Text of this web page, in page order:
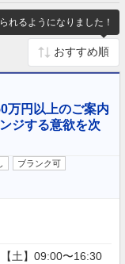
れるようになりました！
万円以上のご案内
ジする意欲を次
ブランク可
土】09:00〜16:30